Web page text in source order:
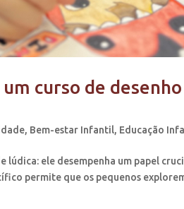
curso de desenho
, Bem-estar Infantil, Educação
ele desempenha um papel
permite que os pequenos